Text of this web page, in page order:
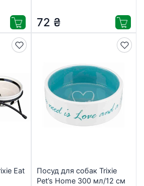
72 ₴
Eat
Посуд для собак Trixie
Pet’s Home 300 мл/12 см